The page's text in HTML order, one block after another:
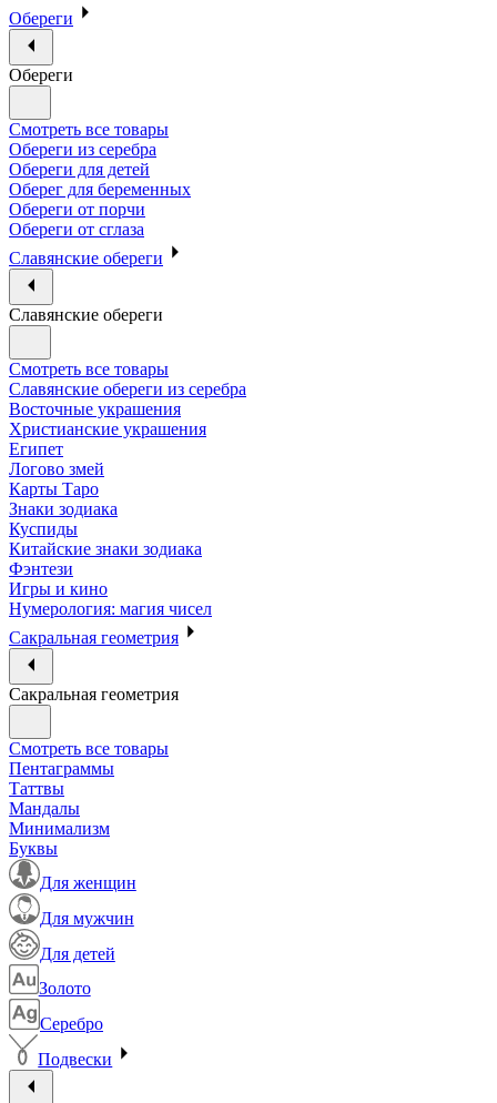
Обереги
Обереги
Смотреть все товары
Обереги из серебра
Обереги для детей
Оберег для беременных
Обереги от порчи
Обереги от сглаза
Славянские обереги
Славянские обереги
Смотреть все товары
Славянские обереги из серебра
Восточные украшения
Христианские украшения
Египет
Логово змей
Карты Таро
Знаки зодиака
Куспиды
Китайские знаки зодиака
Фэнтези
Игры и кино
Нумерология: магия чисел
Сакральная геометрия
Сакральная геометрия
Смотреть все товары
Пентаграммы
Таттвы
Мандалы
Минимализм
Буквы
Для женщин
Для мужчин
Для детей
Золото
Серебро
Подвески